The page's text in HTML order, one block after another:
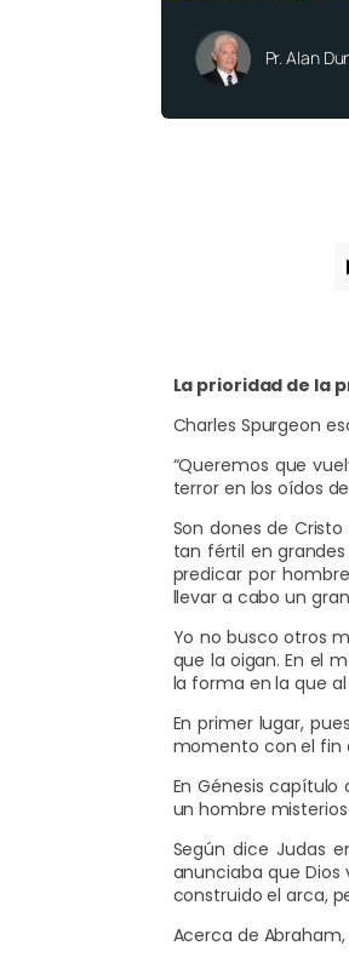
Pr. Alan
La prioridad de la
Charles Spurgeon
“Queremos que
terror en los oídos
Son dones de
tan fértil en
predicar por
llevar a cabo un
Yo no busco otros
que la oigan. En el
la forma en la que al
En primer lugar,
momento con el fin
En Génesis
un hombre
Según dice Judas
anunciaba que
construido el arca,
Acerca de